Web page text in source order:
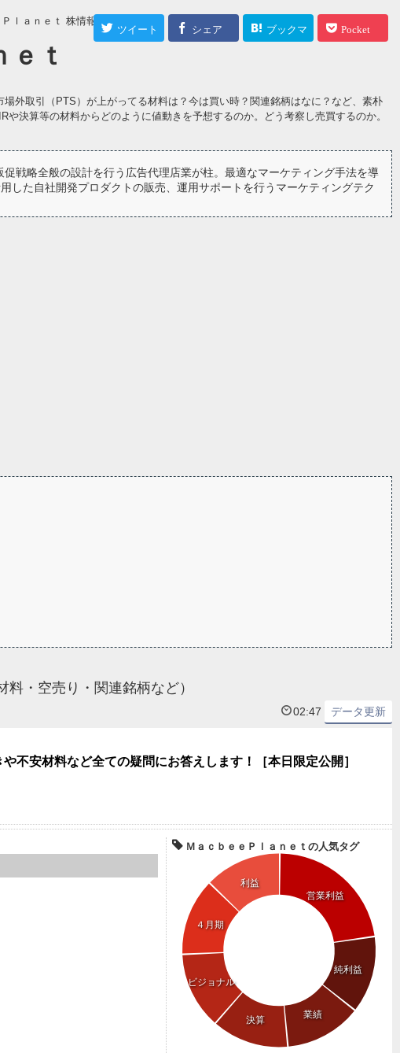
ｌａｎｅｔ 株情報
ツイート シェア ブックマ Pocket
ｔ
外取引（PTS）が上がってる材料は？今は買い時？関連銘柄はなに？など、素朴
決算等の材料からどのように値動きを予想するのか。どう考察し売買するのか。
戦略全般の設計を行う広告代理店業が柱。最適なマーケティング手法を導
した自社開発プロダクトの販売、運用サポートを行うマーケティングテク
料・空売り・関連銘柄など）
02:47 データ更新
安材料など全ての疑問にお答えします！［本日限定公開］
ＭａｃｂｅｅＰｌａｎｅｔの人気タグ
営業利益
純利益
業績
決算
ビジョナル
４月期
利益